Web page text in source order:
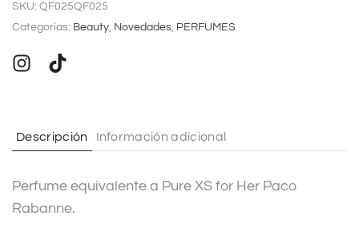
t
r
i
e
:
SKU: QF025QF025
Categorías: Beauty, Novedades, PERFUMES
Descripción Información adicional
Perfume equivalente a Pure XS for Her Paco
Rabanne.